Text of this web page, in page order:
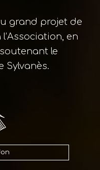
grand projet de
en
le
Sylvanès.